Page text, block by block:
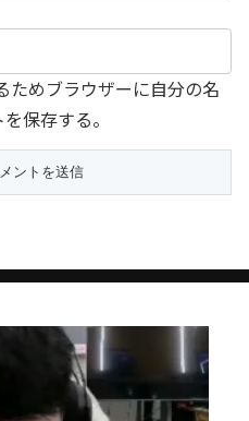
ためブラウザーに自分の名
保存する。